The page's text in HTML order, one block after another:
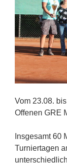
Vom 23.08.
Offenen GRE
Insgesamt 60
Turniertagen